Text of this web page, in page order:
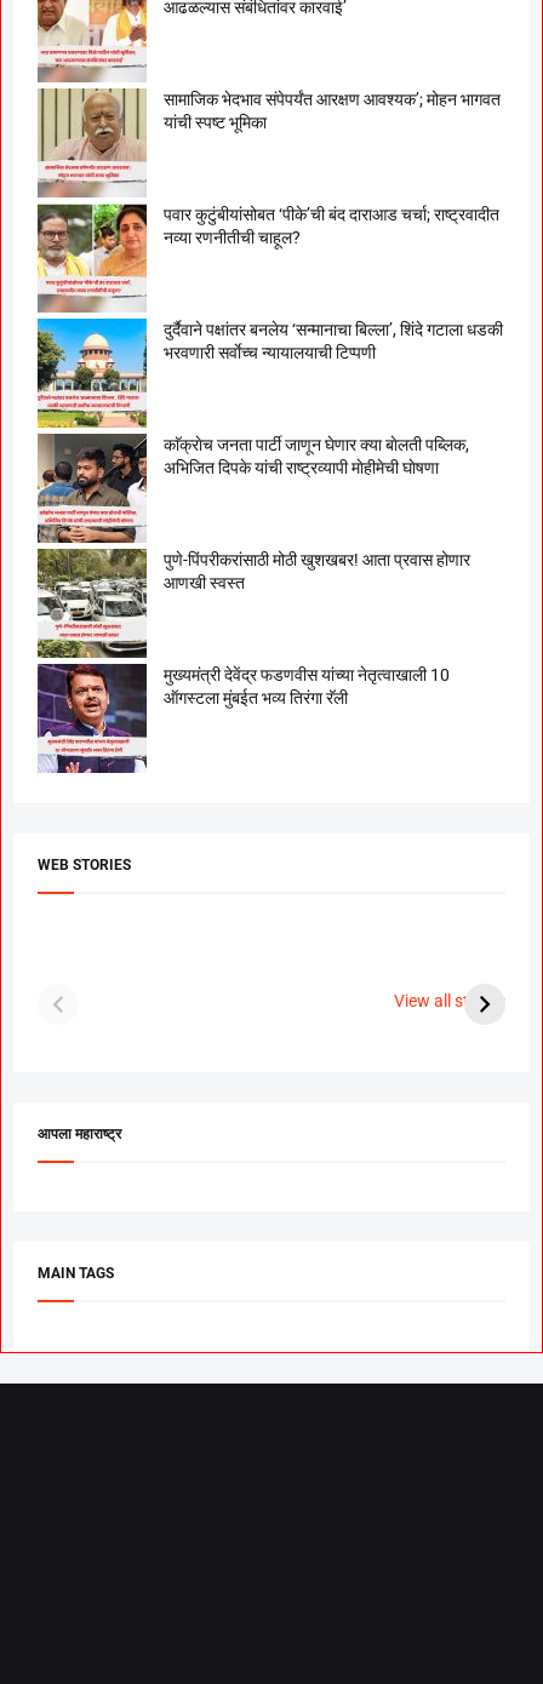
आढळल्यास संबंधितांवर कारवाई’
सामाजिक भेदभाव संपेपर्यंत आरक्षण आवश्यक’; मोहन भागवत
यांची स्पष्ट भूमिका
पवार कुटुंबीयांसोबत ‘पीके’ची बंद दाराआड चर्चा; राष्ट्रवादीत
नव्या रणनीतीची चाहूल?
दुर्दैवाने पक्षांतर बनलेय ‘सन्मानाचा बिल्ला’, शिंदे गटाला धडकी
भरवणारी सर्वाेच्च न्यायालयाची टिप्पणी
काॅक्राेच जनता पार्टी जाणून घेणार क्या बाेलती पब्लिक,
अभिजित दिपके यांची राष्ट्रव्यापी माेहीमेची घाेषणा
पुणे-पिंपरीकरांसाठी मोठी खुशखबर! आता प्रवास होणार
आणखी स्वस्त
मुख्यमंत्री देवेंद्र फडणवीस यांच्या नेतृत्वाखाली 10
ऑगस्टला मुंबईत भव्य तिरंगा रॅली
WEB STORIES
View all stories
पूजा सावंत ने गुपचूप
आपला महाराष्ट्र
MAIN TAGS